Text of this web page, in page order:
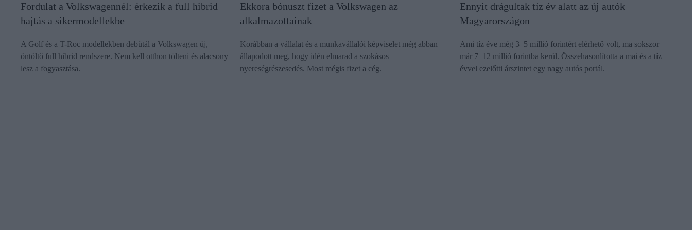
Fordulat a Volkswagennél: érkezik a full hibrid
hajtás a sikermodellekbe
A Golf és a T-Roc modellekben debütál a Volkswagen új,
öntöltő full hibrid rendszere. Nem kell otthon tölteni és alacsony
lesz a fogyasztása.
Ekkora bónuszt fizet a Volkswagen az
alkalmazottainak
Korábban a vállalat és a munkavállalói képviselet még abban
állapodott meg, hogy idén elmarad a szokásos
nyereségrészesedés. Most mégis fizet a cég.
Ennyit drágultak tíz év alatt az új autók
Magyarországon
Ami tíz éve még 3–5 millió forintért elérhető volt, ma sokszor
már 7–12 millió forintba kerül. Összehasonlította a mai és a tíz
évvel ezelőtti árszintet egy nagy autós portál.